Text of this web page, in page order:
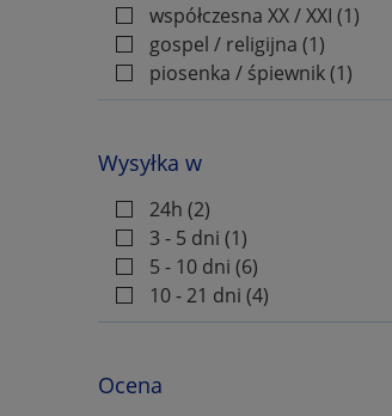
współczesna XX / XXI (1)
gospel / religijna (1)
piosenka / śpiewnik(1)
Wysyłka w
24h (2)
3 - 5 dni (1)
5 - 10 dni (6)
10 - 21 dni (4)
Ocena